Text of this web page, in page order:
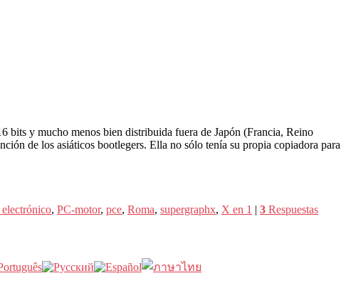
bits y mucho menos bien distribuida fuera de Japón (Francia, Reino
de los asiáticos bootlegers. Ella no sólo tenía su propia copiadora para
, PC-motor, pce, Roma, supergraphx, X en 1 | 3 Respuestas